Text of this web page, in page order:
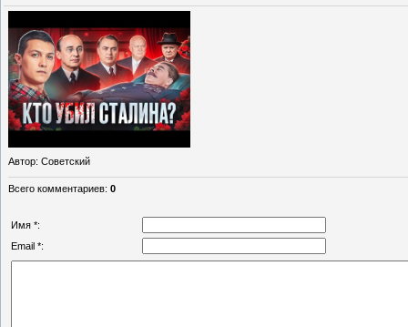
Автор: Советский
Всего комментариев: 0
Имя *:
Email *: